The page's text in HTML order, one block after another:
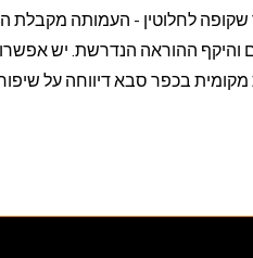
לחלוטין - העמותה
והיקף ההוראה הנדרשת. יש